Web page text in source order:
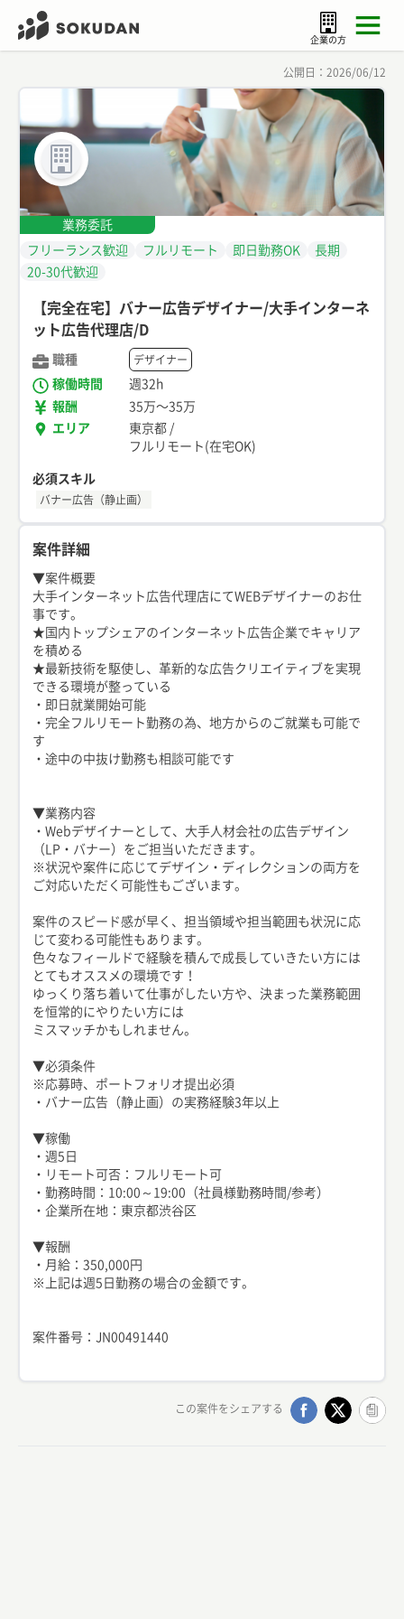
企業の方
公開日： 2026/06/12
業務委託
フリーランス歓迎
フルリモート 即日勤務OK
長期
20-30代歓迎
【完全在宅】バナー広告デザイナー/大手インターネ
ット広告代理店/D
職種 デザイナー
稼働時間
週32h
報酬
35万〜35万
エリア
東京都 /
フルリモート(在宅OK)
必須スキル
バナー広告（静止画）
案件詳細
▼案件概要
大手インターネット広告代理店にてWEBデザイナーのお仕
事です。
★国内トップシェアのインターネット広告企業でキャリア
を積める
★最新技術を駆使し、革新的な広告クリエイティブを実現
できる環境が整っている
・即日就業開始可能
・完全フルリモート勤務の為、地方からのご就業も可能で
す
・途中の中抜け勤務も相談可能です
▼業務内容
・Webデザイナーとして、大手人材会社の広告デザイン
（LP・バナー）をご担当いただきます。
※状況や案件に応じてデザイン・ディレクションの両方を
ご対応いただく可能性もございます。
案件のスピード感が早く、担当領域や担当範囲も状況に応
じて変わる可能性もあります。
色々なフィールドで経験を積んで成長していきたい方には
とてもオススメの環境です！
ゆっくり落ち着いて仕事がしたい方や、決まった業務範囲
を恒常的にやりたい方には
ミスマッチかもしれません。
▼必須条件
※応募時、ポートフォリオ提出必須
・バナー広告（静止画）の実務経験3年以上
▼稼働
・週5日
・リモート可否：フルリモート可
・勤務時間：10:00～19:00（社員様勤務時間/参考）
・企業所在地：東京都渋谷区
▼報酬
・月給：350,000円
※上記は週5日勤務の場合の金額です。
案件番号：JN00491440
この案件をシェアする